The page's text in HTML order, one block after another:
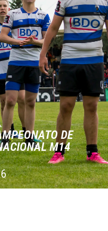
DE
M14